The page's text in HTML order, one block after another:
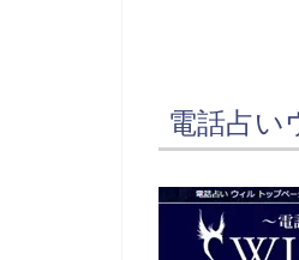
電話占い